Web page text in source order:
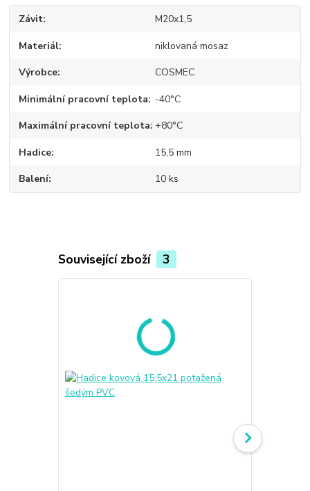
Závit M20x1,5
Materiál niklovaná mosaz
Výrobce COSMEC
Minimální pracovní teplota -40°C
Maximální pracovní teplota +80°C
Hadice 15,5 mm
Balení 10 ks
Související zboží 3